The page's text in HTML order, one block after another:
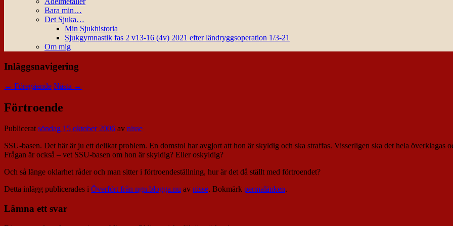
Bara min…
Det Sjuka…
Min Sjukhistoria
Sjukgymnastik fas 2 v13-16 (4v) 2021 efter ländryggsoperation 1/3-21
Om mig
Inläggsnavigering
← Föregående Nästa →
Förtroende
Publiceratsöndag 15 oktober 2006 av nisse
SSU-basen. Det här är ju ett delikat problem. En domstol har avgjort att hon är skyldig och ska straffas. Visserligen ska det hela
Frågan är också – vet SSU-basen om hon är skyldig? Eller oskyldig?
Och så länge oklarhet råder och man sitter i förtroendeställning, hur är det då ställt med förtroendet?
Detta inlägg publicerades i Överfört från ngn.blogga.nu av nisse. Bokmärk permalänken.
Lämna ett svar